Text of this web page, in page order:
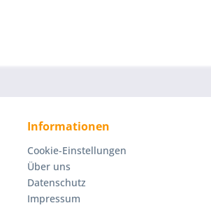
Informationen
Cookie-Einstellungen
Über uns
Datenschutz
Impressum